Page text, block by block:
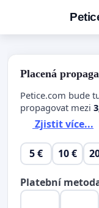
Placená
Petice.com bude
propagovat mezi
Zjistit více...
5 € 10 €
Platební